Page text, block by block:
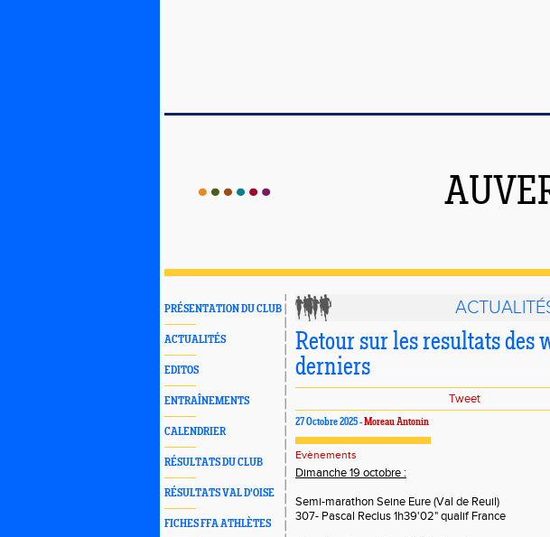
PRÉSENTATION DU CLUB
ACTUALITÉS
EDITOS
ENTRAÎNEMENTS
CALENDRIER
RÉSULTATS DU CLUB
RÉSULTATS VAL D'OISE
FICHES FFA ATHLÈTES
Retour sur les resultats des
derniers
Tweet
27 Octobre 2025 -Moreau Antonin
Evènements
Dimanche 19 octobre :
Semi-marathon Seine Eure (Val de Reuil)
307- Pascal Reclus 1h39'02" qualif France